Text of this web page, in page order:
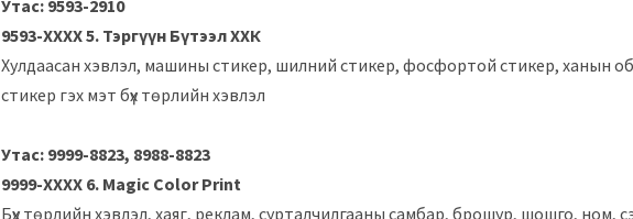
Утас: 9593-2910
9593-ХХХХ5. Тэргүүн Бүтээл ХХК
Хулдаасан хэвлэл, машины стикер, шилний стикер, фосфортой стикер, ханын
стикер гэх мэт бүх төрлийн хэвлэл
Утас: 9999-8823, 8988-8823
9999-ХХХХ 6. Magic Color Print
Бүх төрлийн хэвлэл, хаяг, реклам, сурталчилгааны самбар, брошур, шошго, ном,